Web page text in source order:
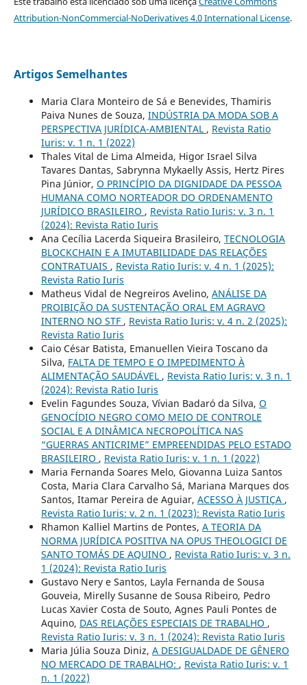
Attribution-NonCommercial-NoDerivatives 4.0 International License.
Artigos Semelhantes
Maria Clara Monteiro de Sá e Benevides, Thamiris
Paiva Nunes de Souza, INDÚSTRIA DA MODA SOB A
PERSPECTIVA JURÍDICA-AMBIENTAL , Revista Ratio
Iuris: v. 1 n. 1 (2022)
Thales Vital de Lima Almeida, Higor Israel Silva
Tavares Dantas, Sabrynna Mykaelly Assis, Hertz Pires
Pina Júnior, O PRINCÍPIO DA DIGNIDADE DA PESSOA
HUMANA COMO NORTEADOR DO ORDENAMENTO
JURÍDICO BRASILEIRO , Revista Ratio Iuris: v. 3 n. 1
(2024): Revista Ratio Iuris
Ana Cecília Lacerda Siqueira Brasileiro, TECNOLOGIA
BLOCKCHAIN E A IMUTABILIDADE DAS RELAÇÕES
CONTRATUAIS , Revista Ratio Iuris: v. 4 n. 1 (2025):
Revista Ratio Iuris
Matheus Vidal de Negreiros Avelino, ANÁLISE DA
PROIBIÇÃO DA SUSTENTAÇÃO ORAL EM AGRAVO
INTERNO NO STF , Revista Ratio Iuris: v. 4 n. 2 (2025):
Revista Ratio Iuris
Caio César Batista, Emanuellen Vieira Toscano da
Silva, FALTA DE TEMPO E O IMPEDIMENTO À
ALIMENTAÇÃO SAUDÁVEL , Revista Ratio Iuris: v. 3 n. 1
(2024): Revista Ratio Iuris
Evelin Fagundes Souza, Vívian Badaró da Silva, O
GENOCÍDIO NEGRO COMO MEIO DE CONTROLE
SOCIAL E A DINÂMICA NECROPOLÍTICA NAS
“GUERRAS ANTICRIME” EMPREENDIDAS PELO ESTADO
BRASILEIRO , Revista Ratio Iuris: v. 1 n. 1 (2022)
Maria Fernanda Soares Melo, Giovanna Luiza Santos
Costa, Maria Clara Carvalho Sá, Mariana Marques dos
Santos, Itamar Pereira de Aguiar, ACESSO À JUSTIÇA ,
Revista Ratio Iuris: v. 2 n. 1 (2023): Revista Ratio Iuris
Rhamon Kalliel Martins de Pontes, A TEORIA DA
NORMA JURÍDICA POSITIVA NA OPUS THEOLOGICI DE
SANTO TOMÁS DE AQUINO , Revista Ratio Iuris: v. 3 n.
1 (2024): Revista Ratio Iuris
Gustavo Nery e Santos, Layla Fernanda de Sousa
Gouveia, Mirelly Susanne de Sousa Ribeiro, Pedro
Lucas Xavier Costa de Souto, Agnes Pauli Pontes de
Aquino, DAS RELAÇÕES ESPECIAIS DE TRABALHO ,
Revista Ratio Iuris: v. 3 n. 1 (2024): Revista Ratio Iuris
Maria Júlia Souza Diniz, A DESIGUALDADE DE GÊNERO
NO MERCADO DE TRABALHO: , Revista Ratio Iuris: v. 1
n. 1 (2022)